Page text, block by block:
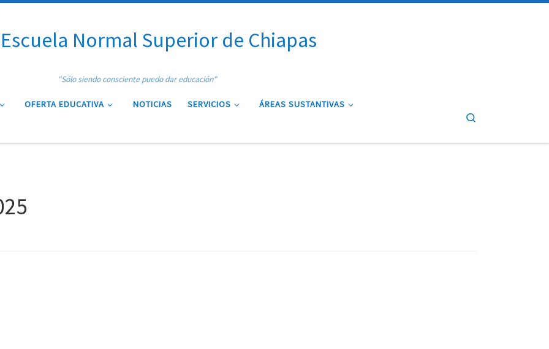
Escuela Normal Superior de Chiapas
"Sólo siendo consciente puedo dar educación"
OFERTA EDUCATIVA NOTICIAS SERVICIOS ÁREAS SUSTANTIVAS